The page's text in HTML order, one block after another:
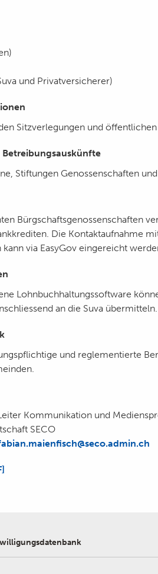
und Privatversicherer)
Sitzverlegungen und
Stiftungen Genossenschaften
Bürgschaftsgenossenschaften
Die Kontaktaufnahme
via EasyGov eingereicht
Lohnbuchhaltungssoftware
an die Suva übermitteln.
und reglementierte
Kommunikation und
SECO